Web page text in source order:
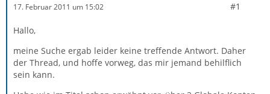
17. Februar 2011 um 15:02 #1
Hallo,
meine Suche ergab leider keine treffende Antwort. Daher
der Thread, und hoffe vorweg, das mir jemand behilflich
sein kann.